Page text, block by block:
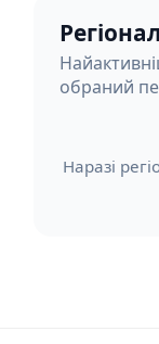
обраний
Наразі